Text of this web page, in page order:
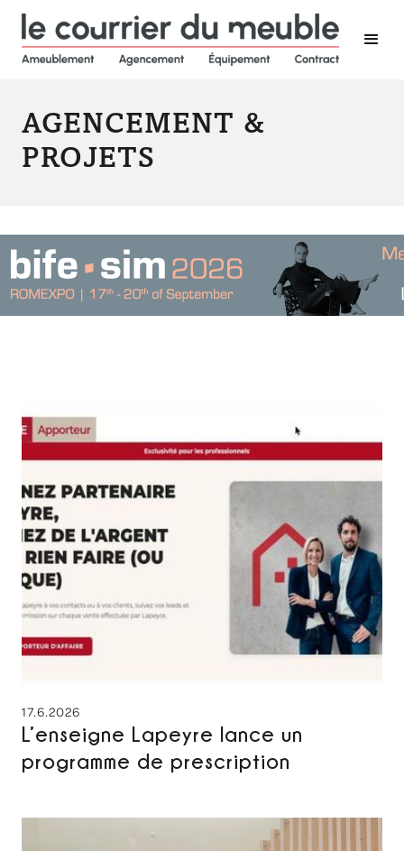
AGENCEMENT &
PROJETS
17.6.2026
L’enseigne Lapeyre lance un
programme de prescription